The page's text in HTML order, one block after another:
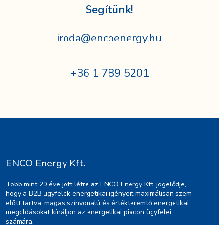
Segítünk!
iroda@encoenergy.hu
+36 1 789 5201
ENCO Energy Kft.
Több mint 20 éve jött létre az ENCO Energy Kft. jogelődje,
hogy a B2B ügyfelek energetikai igényeit maximálisan szem
előtt tartva, magas színvonalú és értékteremtő energetikai
megoldásokat kínáljon az energetikai piacon ügyfelei
számára.